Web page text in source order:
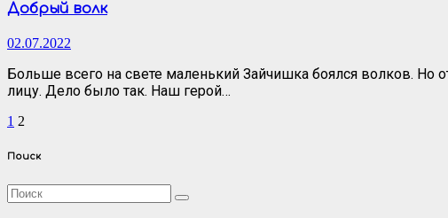
Добрый волк
02.07.2022
Больше всего на свете маленький Зайчишка боялся волков.
лицу. Дело было так. Наш герой…
Пагинация
записей
1 2
Поиск